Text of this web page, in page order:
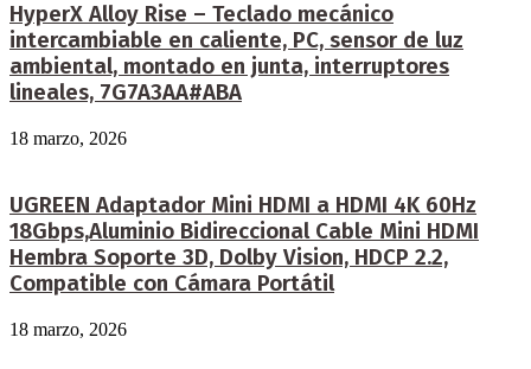
HyperX Alloy Rise – Teclado mecánico
intercambiable en caliente, PC, sensor de luz
ambiental, montado en junta, interruptores
lineales, 7G7A3AA#ABA
18 marzo, 2026
UGREEN Adaptador Mini HDMI a HDMI 4K 60Hz
18Gbps,Aluminio Bidireccional Cable Mini HDMI
Hembra Soporte 3D, Dolby Vision, HDCP 2.2,
Compatible con Cámara Portátil
18 marzo, 2026